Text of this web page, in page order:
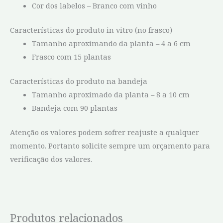
Cor dos labelos – Branco com vinho
Características do produto in vitro (no frasco)
Tamanho aproximando da planta – 4 a 6 cm
Frasco com 15 plantas
Características do produto na bandeja
Tamanho aproximado da planta – 8 a 10 cm
Bandeja com 90 plantas
Atenção os valores podem sofrer reajuste a qualquer
momento. Portanto solicite sempre um orçamento para
verificação dos valores.
Produtos relacionados